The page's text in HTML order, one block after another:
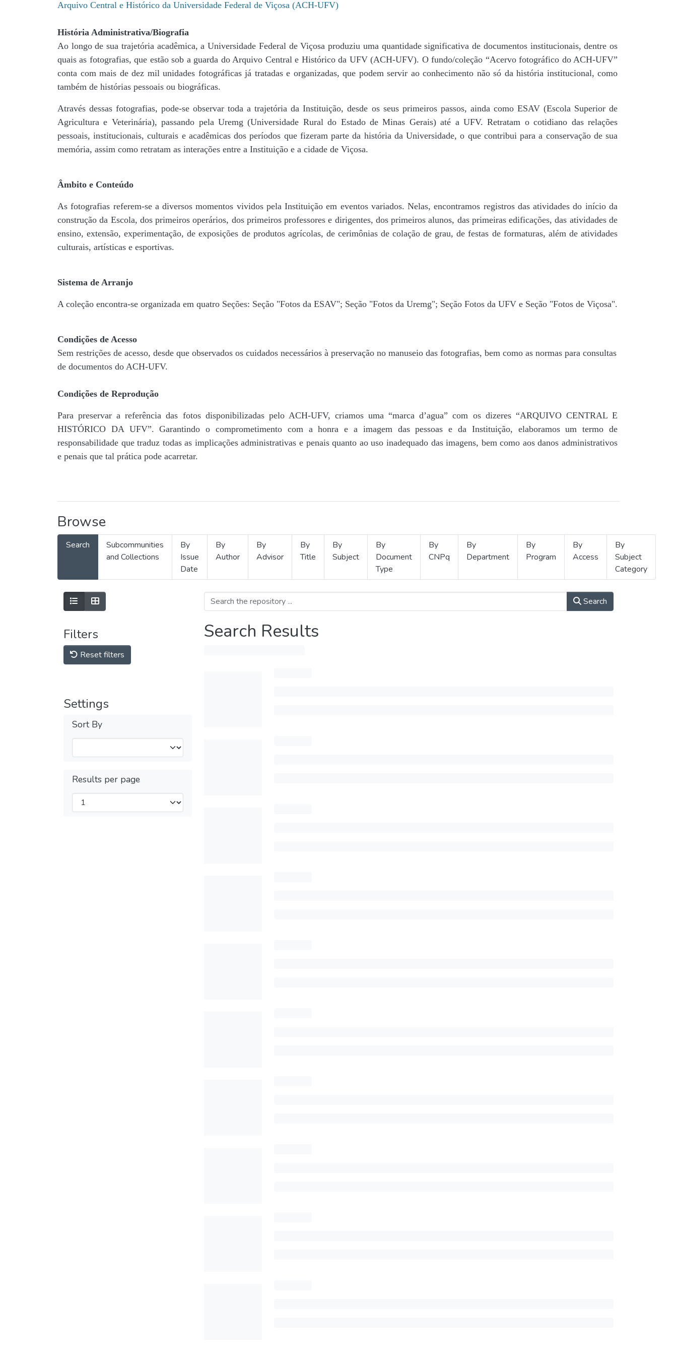
Arquivo Central e Histórico da Universidade Federal de Viçosa (ACH-UFV)
História Administrativa/Biografia
Ao longo de sua trajetória acadêmica, a Universidade Federal de Viçosa produziu uma quantidade significativa de documentos institucionais, dentre os
quais as fotografias, que estão sob a guarda do Arquivo Central e Histórico da UFV (ACH-UFV). O fundo/coleção “Acervo fotográfico do ACH-UFV”
conta com mais de dez mil unidades fotográficas já tratadas e organizadas, que podem servir ao conhecimento não só da história institucional, como
também de histórias pessoais ou biográficas.
Através dessas fotografias, pode-se observar toda a trajetória da Instituição, desde os seus primeiros passos, ainda como ESAV (Escola Superior de
Agricultura e Veterinária), passando pela Uremg (Universidade Rural do Estado de Minas Gerais) até a UFV. Retratam o cotidiano das relações
pessoais, institucionais, culturais e acadêmicas dos períodos que fizeram parte da história da Universidade, o que contribui para a conservação de sua
memória, assim como retratam as interações entre a Instituição e a cidade de Viçosa.
Âmbito e Conteúdo
As fotografias referem-se a diversos momentos vividos pela Instituição em eventos variados. Nelas, encontramos registros das atividades do início da
construção da Escola, dos primeiros operários, dos primeiros professores e dirigentes, ​dos primeiros alunos, das primeiras edificações, das atividades de
ensino, extensão, experimentação, de exposições de produtos agrícolas, de cerimônias de colação de grau, de festas de formaturas, além de atividades
culturais, artísticas e esportivas.
Sistema de Arranjo
A coleção encontra-se organizada em quatro Seções: Seção "Fotos da ESAV"; Seção "Fotos da Uremg"; Seção Fotos da UFV e Seção "Fotos de Viçosa".
Condições de Acesso
Sem restrições de acesso, desde que observados os cuidados necessários à preservação no manuseio das fotografias, bem como as normas para consultas
de documentos do ACH-UFV.
Condições de Reprodução
Para preservar a referência das fotos disponibilizadas pelo ACH-UFV, criamos uma “marca d’agua” com os dizeres “ARQUIVO CENTRAL E
HISTÓRICO DA UFV”. Garantindo o comprometimento com a honra e a imagem das pessoas e da Instituição, elaboramos um termo de
responsabilidade que traduz todas as implicações administrativas e penais quanto ao uso inadequado das imagens, bem como aos danos administrativos
e penais que tal prática pode acarretar.
Browse
Search
Subcommunities
and Collections
By
Issue
Date
By
Author
By
Advisor
By
Title
By
Subject
By
Document
Type
By
CNPq
By
Department
By
Program
By
Access
By
Subject
Category
Filters
Reset filters
Settings
Sort By
Results per page
Search
Search Results